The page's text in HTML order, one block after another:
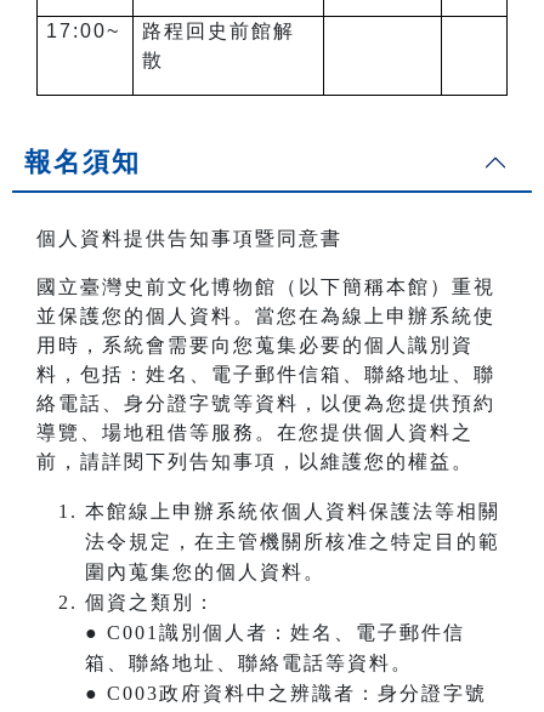
17:00~
路程回史前館解
散
報名須知
個人資料提供告知事項暨同意書
國立臺灣史前文化博物館（以下簡稱本館）重視
並保護您的個人資料。當您在為線上申辦系統使
用時，系統會需要向您蒐集必要的個人識別資
料，包括：姓名、電子郵件信箱、聯絡地址、聯
絡電話、身分證字號等資料，以便為您提供預約
導覽、場地租借等服務。在您提供個人資料之
前，請詳閱下列告知事項，以維護您的權益。
本館線上申辦系統依個人資料保護法等相關
法令規定，在主管機關所核准之特定目的範
圍內蒐集您的個人資料。
個資之類別：
● C001識別個人者：姓名、電子郵件信
箱、聯絡地址、聯絡電話等資料。
● C003政府資料中之辨識者：身分證字號